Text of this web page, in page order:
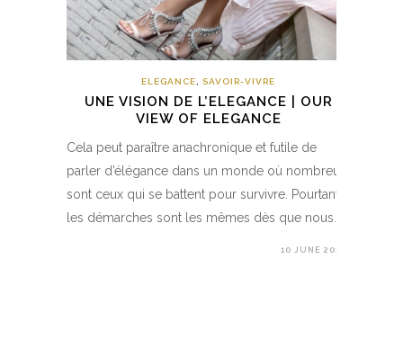
ELEGANCE, SAVOIR-VIVRE
UNE VISION DE L’ELEGANCE | OUR
VIEW OF ELEGANCE
Cela peut paraître anachronique et futile de
parler d’élégance dans un monde où nombreux
sont ceux qui se battent pour survivre. Pourtant,
les démarches sont les mêmes dès que nous…
10 JUNE 2017